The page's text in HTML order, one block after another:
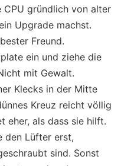
CPU gründlich von alter
Upgrade machst.
Freund.
ein und ziehe die
mit Gewalt.
Klecks in der Mitte
Kreuz reicht völlig
eher, als dass sie hilft.
den Lüfter erst,
sind. Sonst